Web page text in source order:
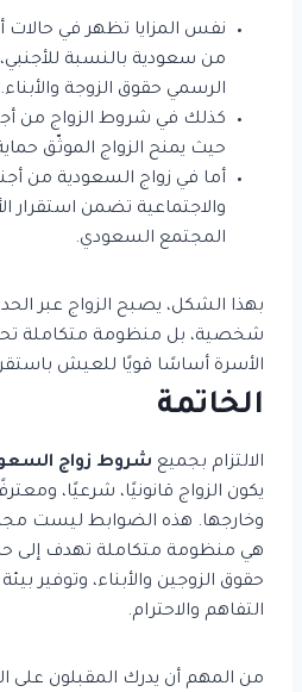
نفس المزايا تظهر في
من سعودية بالنسبة
الرسمي حقوق الزوجة والأبناء.
كذلك في شروط الزواج من
حيث يمنح الزواج الموثّق
أما في زواج السعودية من
والاجتماعية تضمن استقرار
المجتمع السعودي.
بهذا الشكل، يصبح الزواج عبر
شخصية، بل منظومة متكاملة
الأسرة أساسًا قويًا للعيش
الخاتمة
الالتزام بجميع شروط زواج
يكون الزواج قانونيًا، شرعيًا،
وخارجها. هذه الضوابط ليست
هي منظومة متكاملة تهدف إلى
حقوق الزوجين والأبناء، وتوفير
التفاهم والاحترام.
من المهم أن يدرك المقبلون على